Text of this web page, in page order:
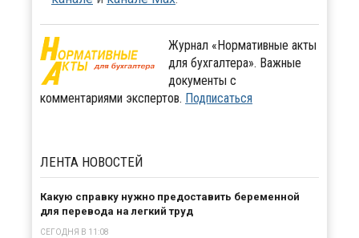
Журнал «Нормативные акты
для бухгалтера». Важные
документы с
комментариями экспертов. Подписаться
ЛЕНТА НОВОСТЕЙ
Какую справку нужно предоставить беременной
для перевода на легкий труд
СЕГОДНЯ В 11:08